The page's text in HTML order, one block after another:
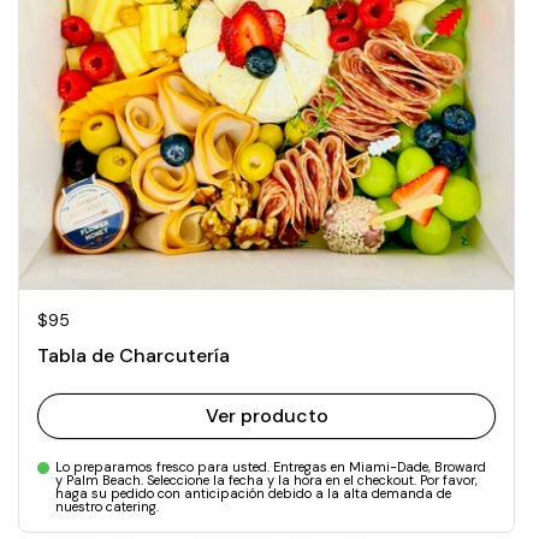
Precio normal
$95
Tabla de Charcutería
Ver producto
Lo preparamos fresco para usted. Entregas en Miami-Dade, Broward
y Palm Beach. Seleccione la fecha y la hora en el checkout. Por favor,
haga su pedido con anticipación debido a la alta demanda de
nuestro catering.